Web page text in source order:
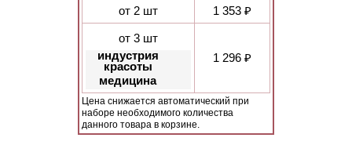
от 2 шт
1 353 ₽
от 3 шт
индустрия
красоты
медицина
1 296 ₽
Цена снижается автоматический при
наборе необходимого количества
данного товара в корзине.